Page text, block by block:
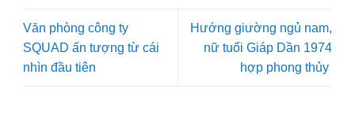
Văn phòng công ty
SQUAD ấn tượng từ cái
nhìn đầu tiên
Hướng giường ngủ nam,
nữ tuổi Giáp Dần 1974
hợp phong thủy